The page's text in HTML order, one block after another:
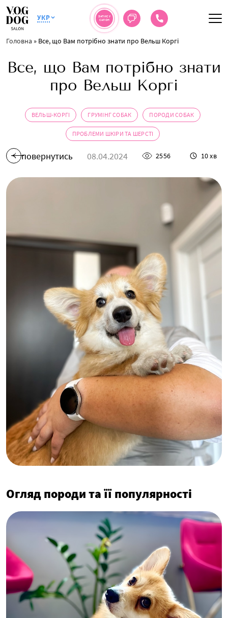
УКР
ЗАПИС У
САЛОН
Головна » Все, що Вам потрібно знати про Вельш Коргі
Все, що Вам потрібно знати
про Вельш Коргі
ВЕЛЬШ-КОРГІ ГРУМІНГ СОБАК ПОРОДИ СОБАК
ПРОБЛЕМИ ШКІРИ ТА ШЕРСТІ
повернутись 08.04.2024 2556 10 хв
Огляд породи та її популярності